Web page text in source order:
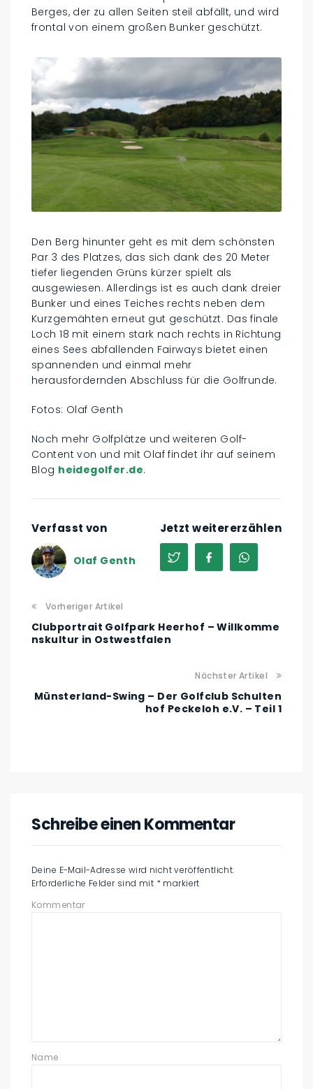
Berges, der zu allen Seiten steil abfällt, und wird
frontal von einem großen Bunker geschützt.
Den Berg hinunter geht es mit dem schönsten
Par 3 des Platzes, das sich dank des 20 Meter
tiefer liegenden Grüns kürzer spielt als
ausgewiesen. Allerdings ist es auch dank dreier
Bunker und eines Teiches rechts neben dem
Kurzgemähten erneut gut geschützt. Das finale
Loch 18 mit einem stark nach rechts in Richtung
eines Sees abfallenden Fairways bietet einen
spannenden und einmal mehr
herausfordernden Abschluss für die Golfrunde.
Fotos: Olaf Genth
Noch mehr Golfplätze und weiteren Golf-
Content von und mit Olaf findet ihr auf seinem
Blog heidegolfer.de.
Verfasst von
Olaf Genth
Jetzt weitererzählen
Vorheriger Artikel
Clubportrait Golfpark Heerhof – Willkomme
nskultur in Ostwestfalen
Nächster Artikel
Münsterland-Swing – Der Golfclub Schulten
hof Peckeloh e.V. – Teil 1
Schreibe einen Kommentar
Deine E-Mail-Adresse wird nicht veröffentlicht.
Erforderliche Felder sind mit * markiert
Kommentar
Name